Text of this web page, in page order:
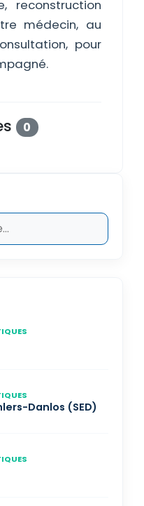
reconstruction
médecin, au
pour
0
Danlos (SED)